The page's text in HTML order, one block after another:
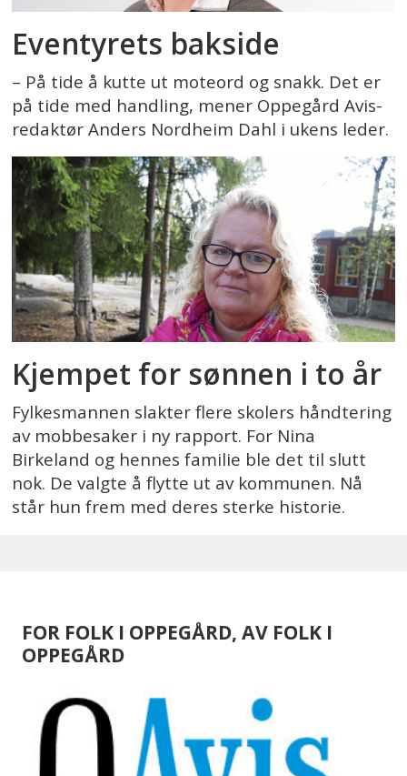
Eventyrets bakside
– På tide å kutte ut moteord og snakk. Det er
på tide med handling, mener Oppegård Avis-
redaktør Anders Nordheim Dahl i ukens leder.
Kjempet for sønnen i to år
Fylkesmannen slakter flere skolers håndtering
av mobbesaker i ny rapport. For Nina
Birkeland og hennes familie ble det til slutt
nok. De valgte å flytte ut av kommunen. Nå
står hun frem med deres sterke historie.
FOR FOLK I OPPEGÅRD, AV FOLK I
OPPEGÅRD